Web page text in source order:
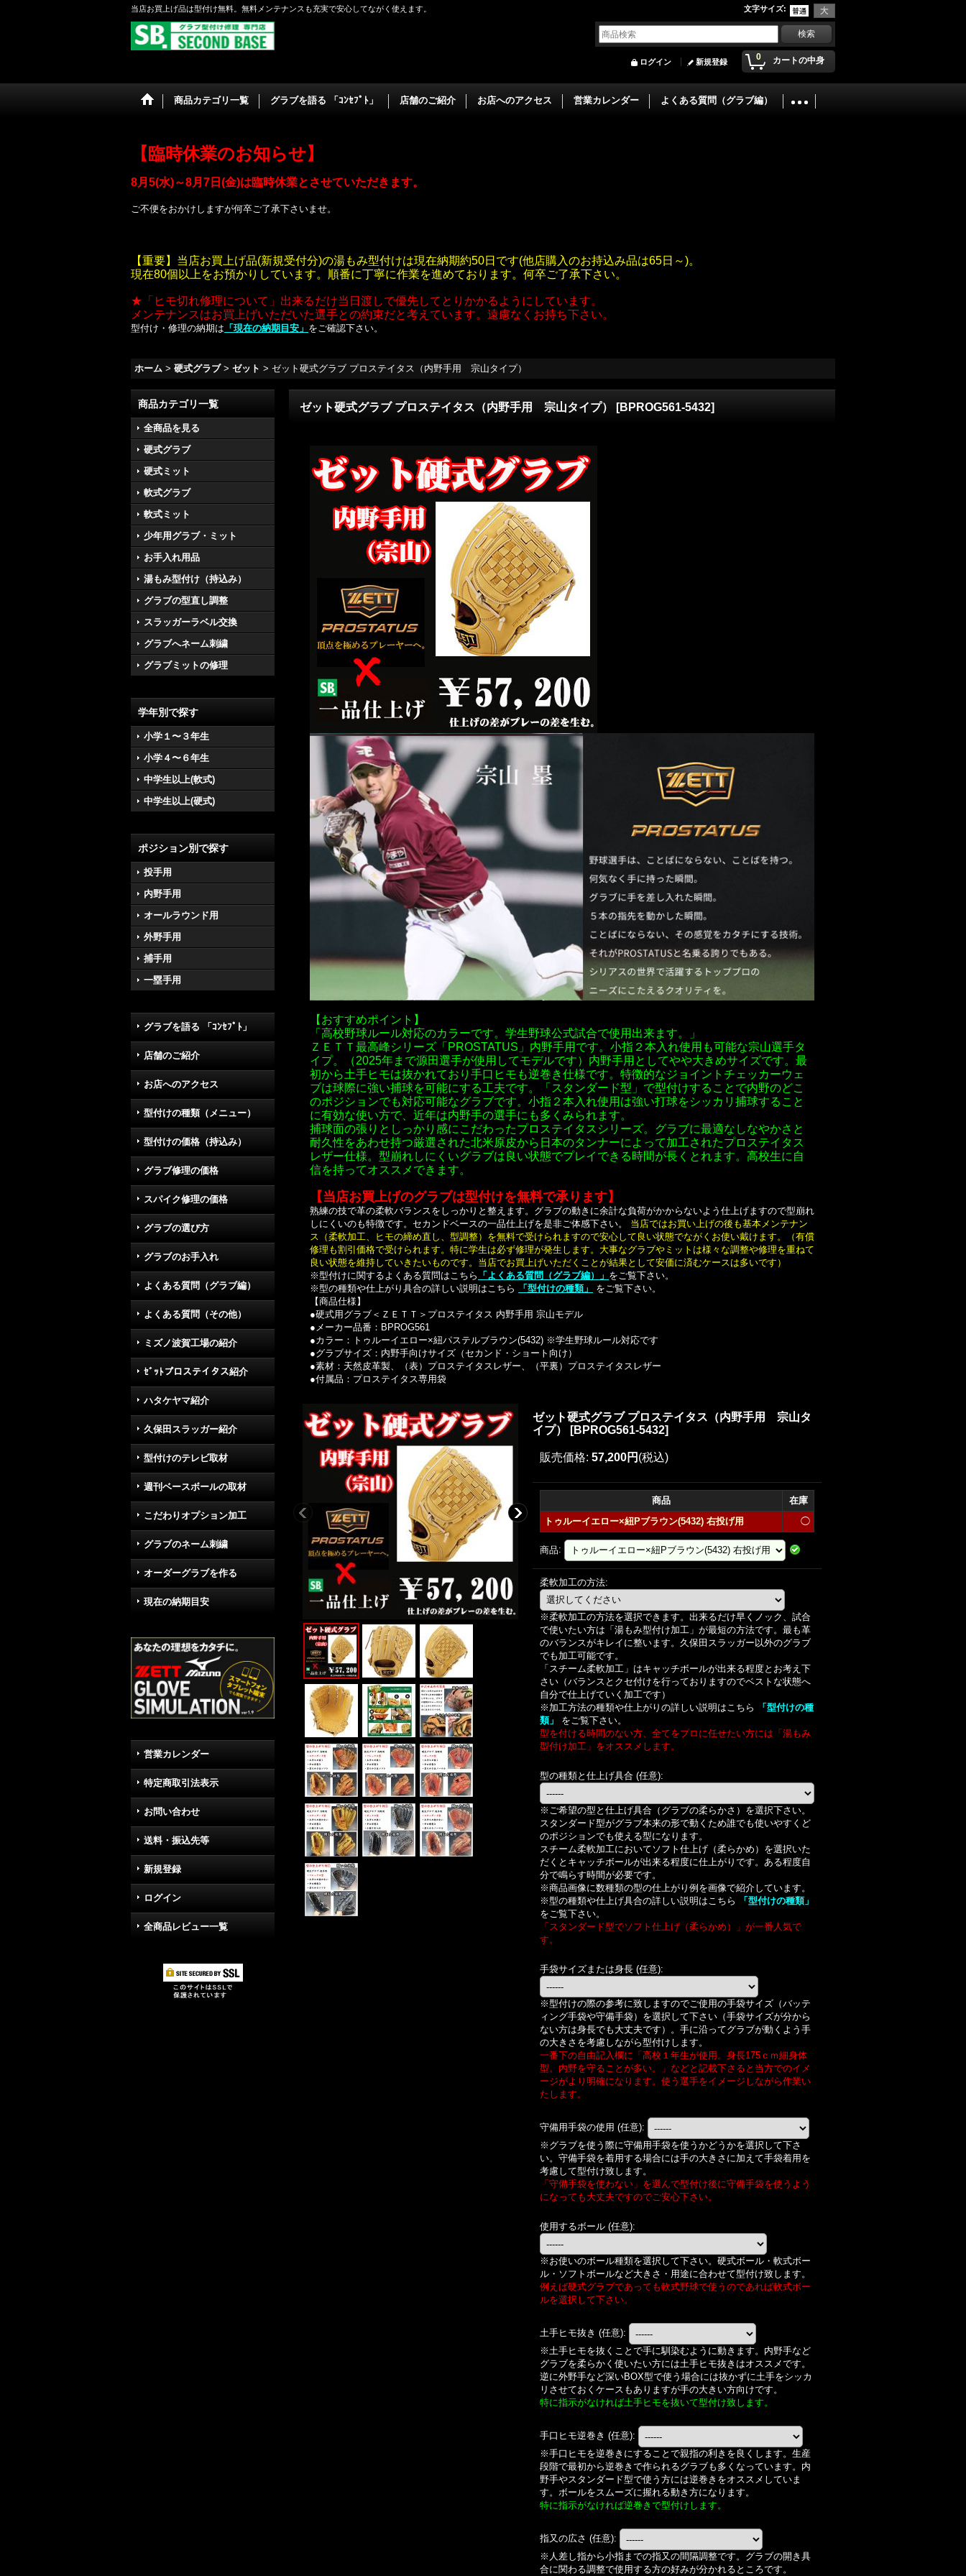
当店お買上げ品は型付け無料。無料メンテナンスも充実で安心してながく使えます。 文字サイズ:
0 カートの中身
ログイン 新規登録
商品カテゴリ一覧 グラブを語る 「ｺﾝｾﾌﾟﾄ」 店舗のご紹介 お店へのアクセス 営業カレンダー よくある質問（グラブ編）
【臨時休業のお知らせ】
8月5(水)～8月7日(金)は臨時休業とさせていただきます。
ご不便をおかけしますが何卒ご了承下さいませ。
【重要】当店お買上げ品(新規受付分)の湯もみ型付けは現在納期約50日です(他店購入のお持込み品は65日～)。
現在80個以上をお預かりしています。順番に丁寧に作業を進めております。何卒ご了承下さい。
★「ヒモ切れ修理について」出来るだけ当日渡しで優先してとりかかるようにしています。
メンテナンスはお買上げいただいた選手との約束だと考えています。遠慮なくお持ち下さい。
型付け・修理の納期は 「現在の納期目安」 をご確認下さい。
ホーム > 硬式グラブ > ゼット > ゼット硬式グラブ プロステイタス（内野手用 宗山タイプ）
商品カテゴリ一覧
全商品を見る
硬式グラブ
硬式ミット
軟式グラブ
軟式ミット
少年用グラブ・ミット
お手入れ用品
湯もみ型付け（持込み）
グラブの型直し調整
スラッガーラベル交換
グラブへネーム刺繍
グラブミットの修理
学年別で探す
小学１〜３年生
小学４〜６年生
中学生以上(軟式)
中学生以上(硬式)
ポジション別で探す
投手用
内野手用
オールラウンド用
外野手用
捕手用
一塁手用
グラブを語る 「ｺﾝｾﾌﾟﾄ」
店舗のご紹介
お店へのアクセス
型付けの種類（メニュー）
型付けの価格（持込み）
グラブ修理の価格
スパイク修理の価格
グラブの選び方
グラブのお手入れ
よくある質問（グラブ編）
よくある質問（その他）
ミズノ波賀工場の紹介
ｾﾞｯﾄプロステイタス紹介
ハタケヤマ紹介
久保田スラッガー紹介
型付けのテレビ取材
週刊ベースボールの取材
こだわりオプション加工
グラブのネーム刺繍
オーダーグラブを作る
現在の納期目安
営業カレンダー
特定商取引法表示
お問い合わせ
送料・振込先等
新規登録
ログイン
全商品レビュー一覧
ゼット硬式グラブ プロステイタス（内野手用 宗山タイプ） [BPROG561-5432]
【おすすめポイント】
「高校野球ルール対応のカラーです。学生野球公式試合で使用出来ます。」
ＺＥＴＴ最高峰シリーズ「PROSTATUS」内野手用です。小指２本入れ使用も可能な宗山選手タ
イプ。（2025年まで源田選手が使用してモデルです）内野手用としてやや大きめサイズです。最
初から土手ヒモは抜かれており手口ヒモも逆巻き仕様です。特徴的なジョイントチェッカーウェ
ブは球際に強い捕球を可能にする工夫です。「スタンダード型」で型付けすることで内野のどこ
のポジションでも対応可能なグラブです。小指２本入れ使用は強い打球をシッカリ捕球すること
に有効な使い方で、近年は内野手の選手にも多くみられます。
捕球面の張りとしっかり感にこだわったプロステイタスシリーズ。グラブに最適なしなやかさと
耐久性をあわせ持つ厳選された北米原皮から日本のタンナーによって加工されたプロステイタス
レザー仕様。型崩れしにくいグラブは良い状態でプレイできる時間が長くとれます。高校生に自
信を持ってオススメできます。
【当店お買上げのグラブは型付けを無料で承ります】
熟練の技で革の柔軟バランスをしっかりと整えます。グラブの動きに余計な負荷がかからないよう仕上げますので型崩れ
しにくいのも特徴です。セカンドベースの一品仕上げを是非ご体感下さい。 当店ではお買い上げの後も基本メンテナン
ス（柔軟加工、ヒモの締め直し、型調整）を無料で受けられますので安心して良い状態でながくお使い戴けます。（有償
修理も割引価格で受けられます。特に学生は必ず修理が発生します。大事なグラブやミットは様々な調整や修理を重ねて
良い状態を維持していきたいものです。当店でお買上げいただくことが結果として安価に済むケースは多いです）
※型付けに関するよくある質問はこちら 「よくある質問（グラブ編）」 をご覧下さい。
※型の種類や仕上がり具合の詳しい説明はこちら
「型付けの種類」
をご覧下さい。
【商品仕様】
●硬式用グラブ＜ＺＥＴＴ＞プロステイタス 内野手用 宗山モデル
●メーカー品番：BPROG561
●カラー：トゥルーイエロー×紐パステルブラウン(5432) ※学生野球ルール対応です
●グラブサイズ：内野手向けサイズ（セカンド・ショート向け）
●素材：天然皮革製、（表）プロステイタスレザー、（平裏）プロステイタスレザー
●付属品：プロステイタス専用袋
ゼット硬式グラブ プロステイタス（内野手用 宗山タ
イプ）
[BPROG561-5432]
販売価格: 57,200円 (税込)
商品
在庫
トゥルーイエロー×紐Pブラウン(5432) 右投げ用
◯
商品:
柔軟加工の方法:
※柔軟加工の方法を選択できます。出来るだけ早くノック、試合
で使いたい方は「湯もみ型付け加工」が最短の方法です。最も革
のバランスがキレイに整います。久保田スラッガー以外のグラブ
でも加工可能です。
「スチーム柔軟加工」はキャッチボールが出来る程度とお考え下
さい（バランスとクセ付けを行っておりますのでベストな状態へ
自分で仕上げていく加工です）
※加工方法の種類や仕上がりの詳しい説明はこちら
「型付けの種
類」 をご覧下さい。
型を付ける時間のない方、全てをプロに任せたい方には「湯もみ
型付け加工」をオススメします。
型の種類と仕上げ具合 (任意):
※ご希望の型と仕上げ具合（グラブの柔らかさ）を選択下さい。
スタンダード型がグラブ本来の形で動くため誰でも使いやすくど
のポジションでも使える型になります。
スチーム柔軟加工においてソフト仕上げ（柔らかめ）を選択いた
だくとキャッチボールが出来る程度に仕上がりです。ある程度自
分で鳴らす時間が必要です。
※商品画像に数種類の型の仕上がり例を画像で紹介しています。
※型の種類や仕上げ具合の詳しい説明はこちら
「型付けの種類」
をご覧下さい。
「スタンダード型でソフト仕上げ（柔らかめ）」が一番人気で
す。
手袋サイズまたは身長 (任意):
※型付けの際の参考に致しますのでご使用の手袋サイズ（バッテ
ィング手袋や守備手袋）を選択して下さい（手袋サイズが分から
ない方は身長でも大丈夫です）。手に沿ってグラブが動くよう手
の大きさを考慮しながら型付けします。
一番下の自由記入欄に「高校１年生が使用。身長175ｃｍ細身体
型。内野を守ることが多い。」などと記載下さると当方でのイメ
ージがより明確になります。使う選手をイメージしながら作業い
たします。
守備用手袋の使用 (任意):
※グラブを使う際に守備用手袋を使うかどうかを選択して下さ
い。守備手袋を着用する場合には手の大きさに加えて手袋着用を
考慮して型付け致します。
「守備手袋を使わない」を選んで型付け後に守備手袋を使うよう
になっても大丈夫ですのでご安心下さい。
使用するボール (任意):
※お使いのボール種類を選択して下さい。硬式ボール・軟式ボー
ル・ソフトボールなど大きさ・用途に合わせて型付け致します。
例えば硬式グラブであっても軟式野球で使うのであれば軟式ボー
ルを選択して下さい。
土手ヒモ抜き (任意):
※土手ヒモを抜くことで手に馴染むように動きます。内野手など
グラブを柔らかく使いたい方には土手ヒモ抜きはオススメです。
逆に外野手など深いBOX型で使う場合には抜かずに土手をシッカ
リさせておくケースもありますが手の大きい方向けです。
特に指示がなければ土手ヒモを抜いて型付け致します。
手口ヒモ逆巻き (任意):
※手口ヒモを逆巻きにすることで親指の利きを良くします。生産
段階で最初から逆巻きで作られるグラブも多くなっています。内
野手やスタンダード型で使う方には逆巻きをオススメしていま
す。ボールをスムーズに握れる動き方になります。
特に指示がなければ逆巻きで型付けします。
指又の広さ (任意):
※人差し指から小指までの指又の間隔調整です。グラブの開き具
合に関わる調整で使用する方の好みが分かれるところです。